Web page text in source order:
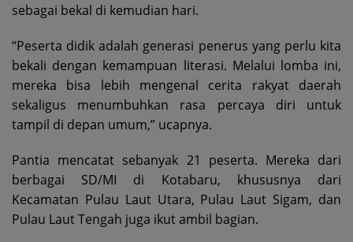
sebagai bekal di kemudian hari.
“Peserta didik adalah generasi penerus yang perlu kita
bekali dengan kemampuan literasi. Melalui lomba ini,
mereka bisa lebih mengenal cerita rakyat daerah
sekaligus menumbuhkan rasa percaya diri untuk
tampil di depan umum,” ucapnya.
Pantia mencatat sebanyak 21 peserta. Mereka dari
berbagai SD/MI di Kotabaru, khususnya dari
Kecamatan Pulau Laut Utara, Pulau Laut Sigam, dan
Pulau Laut Tengah juga ikut ambil bagian.